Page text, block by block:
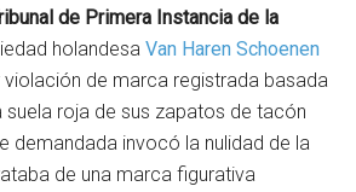
de Primera Instancia de la
holandesaVan Haren Schoenen
violación de marca registrada basada
roja de sus zapatos de tacón
demandada invocó la nulidad de la
de una marca figurativa